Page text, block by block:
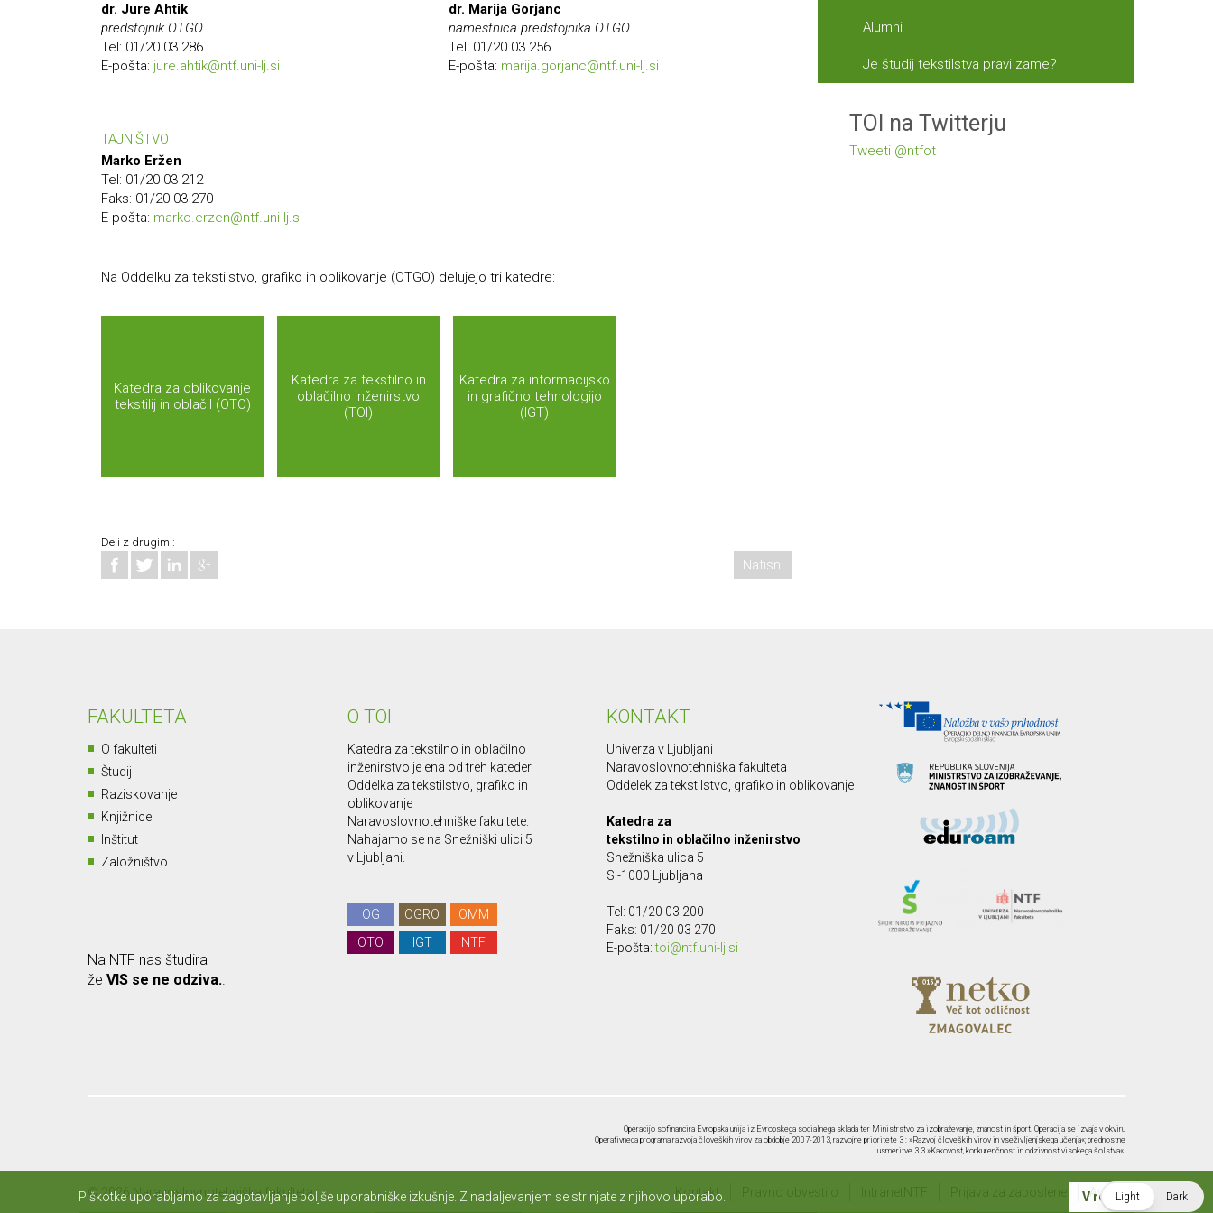
dr. Jure Ahtik
predstojnik OTGO
Tel: 01/20 03 286
E-pošta: jure.ahtik@ntf.uni-lj.si
dr. Marija Gorjanc
namestnica predstojnika OTGO
Tel: 01/20 03 256
E-pošta: marija.gorjanc@ntf.uni-lj.si
TAJNIŠTVO
Marko Eržen
Tel: 01/20 03 212
Faks: 01/20 03 270
E-pošta: marko.erzen@ntf.uni-lj.si
Na Oddelku za tekstilstvo, grafiko in oblikovanje (OTGO) delujejo tri katedre:
Katedra za oblikovanje
tekstilij in oblačil (OTO)
Katedra za tekstilno in
oblačilno inženirstvo
(TOI)
Katedra za informacijsko
in grafično tehnologijo
(IGT)
Deli z drugimi:
Natisni
Alumni
Je študij tekstilstva pravi zame?
TOI na Twitterju
Tweeti @ntfot
FAKULTETA
O fakulteti
Študij
Raziskovanje
Knjižnice
Inštitut
Založništvo
O TOI
Katedra za tekstilno in oblačilno
inženirstvo je ena od treh kateder
Oddelka za tekstilstvo, grafiko in
oblikovanje
Naravoslovnotehniške fakultete.
Nahajamo se na Snežniški ulici 5
v Ljubljani.
OG OGRO
OMM
OTO
IGT NTF
KONTAKT
Univerza v Ljubljani
Naravoslovnotehniška fakulteta
Oddelek za tekstilstvo, grafiko in oblikovanje
Katedra za
tekstilno in oblačilno inženirstvo
Snežniška ulica 5
SI-1000 Ljubljana
Tel: 01/20 03 200
Faks: 01/20 03 270
E-pošta:toi@ntf.uni-lj.si
Na NTF nas študira
že VIS se ne odziva.
Operacijo sofinancira Evropska unija iz Evropskega socialnega sklada ter Ministrstvo za izobraževanje, znanost in šport. Operacija se izvaja v okviru
Operativnega programa razvoja človeških virov za obdobje 2007-2013, razvojne prioritete 3 : »Razvoj človeških virov in vseživljenjskega učenja«; prednostne
usmeritve 3.3 »Kakovost, konkurenčnost in odzivnost visokega šolstva«.
© 2026 Naravoslovnotehniška fakulteta. Kontakt Pravno obvestilo IntranetNTF Prijava za zaposlene AvtorjiLight Dark
Piškotke uporabljamo za zagotavljanje boljše uporabniške izkušnje. Z nadaljevanjem se strinjate z njihovo uporabo. V redu